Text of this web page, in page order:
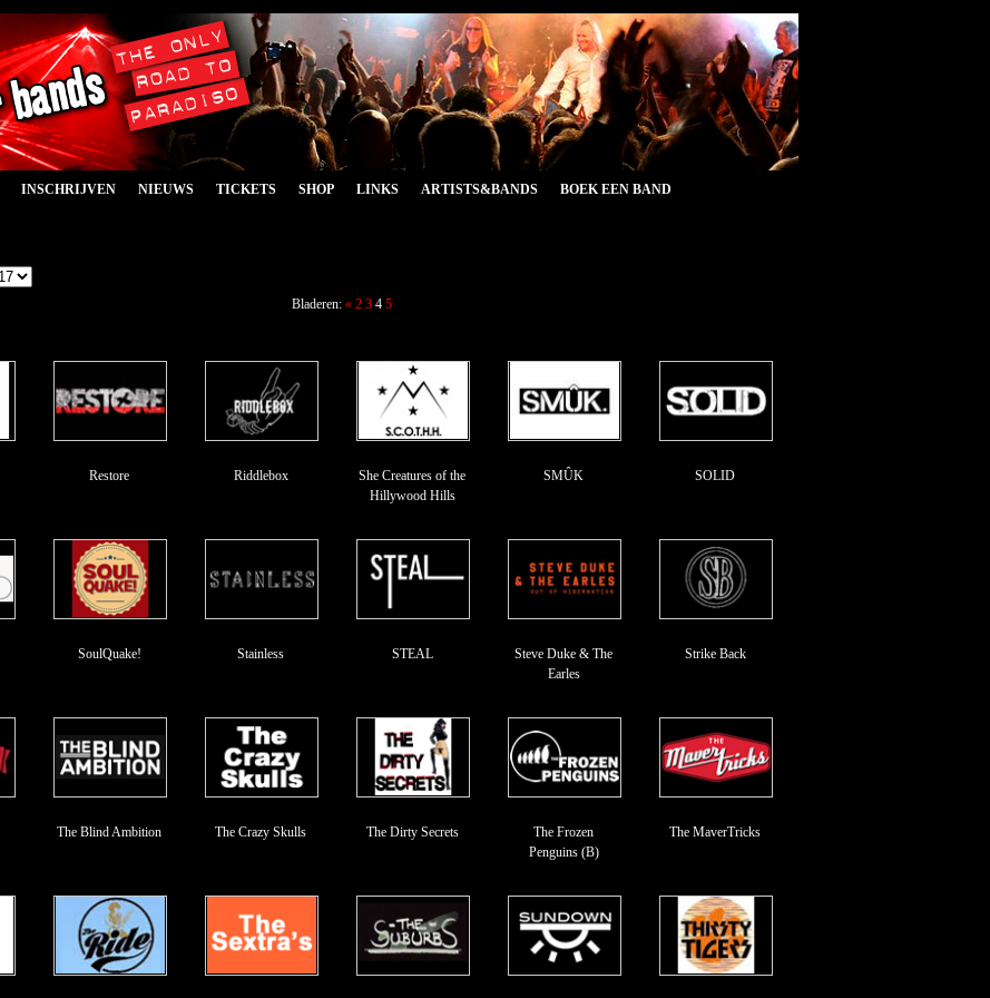
INSCHRIJVEN NIEUWS TICKETS SHOP LINKS ARTISTS&BANDS BOEK EEN BAND
Bladeren: « 2 34 5
Restore Riddlebox
She Creatures of the
Hillywood Hills
SMÛK SOLID
SoulQuake! Stainless STEAL
Steve Duke & The
Earles
Strike Back
The Blind Ambition The Crazy Skulls The Dirty Secrets
The Frozen
Penguins (B)
The MaverTricks